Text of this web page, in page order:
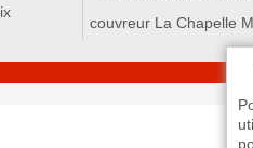
couvreur La Chapelle